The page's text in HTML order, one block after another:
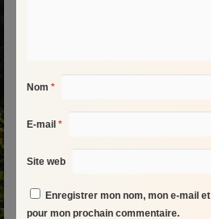
Nom *
E-mail *
Site web
Enregistrer mon nom, mon e-mail
pour mon prochain commentaire.